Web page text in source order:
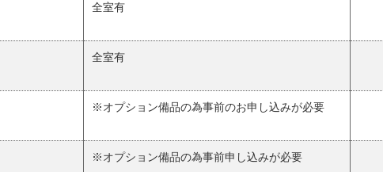
全室有
全室有
※オプション備品の為事前のお申し込みが必要
※オプション備品の為事前申し込みが必要